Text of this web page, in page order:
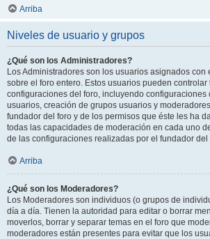
Arriba
Niveles de usuario y grupos
¿Qué son los Administradores?
Los Administradores son los usuarios asignados con
sobre el foro entero. Estos usuarios pueden
configuraciones del foro, incluyendo configuraciones
usuarios, creación de grupos usuarios y
fundador del foro y de los permisos que éste les ha
todas las capacidades de moderación en cada uno
de las configuraciones realizadas por el fundador del
Arriba
¿Qué son los Moderadores?
Los Moderadores son individuos (o grupos de
día a día. Tienen la autoridad para editar o borrar
moverlos, borrar y separar temas en el foro que
moderadores están presentes para evitar que los